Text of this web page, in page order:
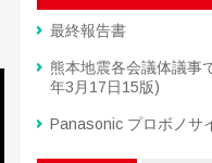
最終報告書
熊本地震各会議体議事
年3月17日15版)
Panasonic プロボノサ